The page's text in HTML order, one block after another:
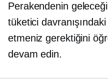
Perakendenin
tüketici
etmeniz gerektiğini
devam edin.